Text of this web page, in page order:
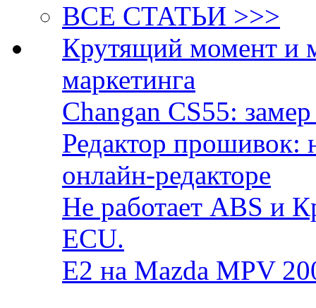
ВСЕ СТАТЬИ >>>
Крутящий момент и
маркетинга
Changan CS55:
Редактор прошивок:
онлайн-редакторе
Не работает ABS и
ECU.
E2 на Mazda MPV